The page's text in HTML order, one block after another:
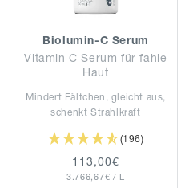
Biolumin-C Serum
Vitamin C Serum für fahle
Haut
Mindert Fältchen, gleicht aus,
schenkt Strahlkraft
(196)
Normaler
Preis
113,00€
GRUNDPREIS
3.766,67€ / PRO
L